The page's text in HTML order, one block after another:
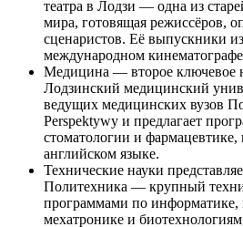
театра в Лодзи — одна из
мира, готовящая режиссёров,
сценаристов. Её выпускники
международном
Медицина — второе ключевое
Лодзинский медицинский
ведущих медицинских вузов
Perspektywy и предлагает
стоматологии и фармацевтике,
английском языке.
Технические науки
Политехника — крупный
программами по информатике,
мехатронике и